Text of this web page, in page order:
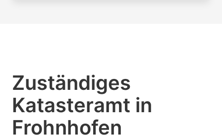
Zuständiges
Katasteramt in
Frohnhofen